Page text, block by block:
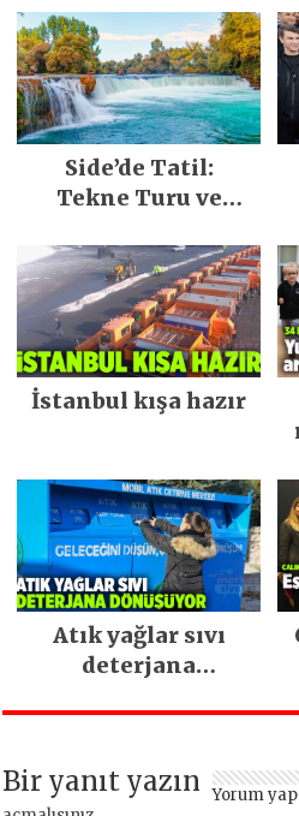
Side’de Tatil:
Tekne Turu ve
İstanbul kışa hazır
Atık yağlar sıvı
deterjana
Bir yanıt yazın Yorum